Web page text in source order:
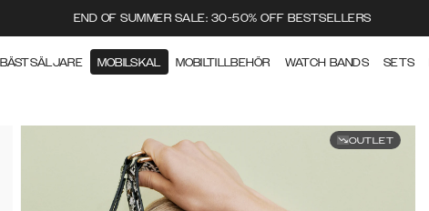
END OF SUMMER SALE: 30-50% OFF BESTSELLERS
BÄSTSÄLJARE MOBILSKAL MOBILTILLBEHÖR WATCH BANDS SETS
OUTLET